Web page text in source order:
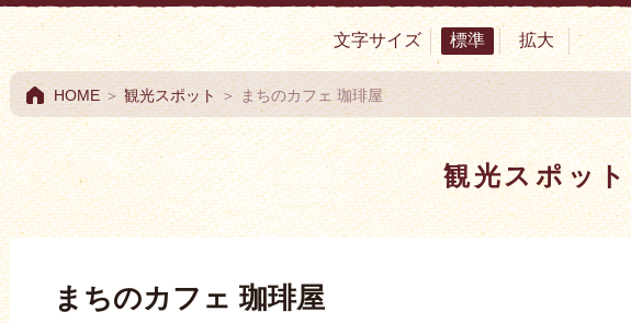
村上市観光情報総合サイト 村上市観光協会 -鮭・酒・人情 むらかみ-
文字サイズ 標準 拡大
HOME＞観光スポット＞ まちのカフェ 珈琲屋
観光スポット
まちのカフェ 珈琲屋